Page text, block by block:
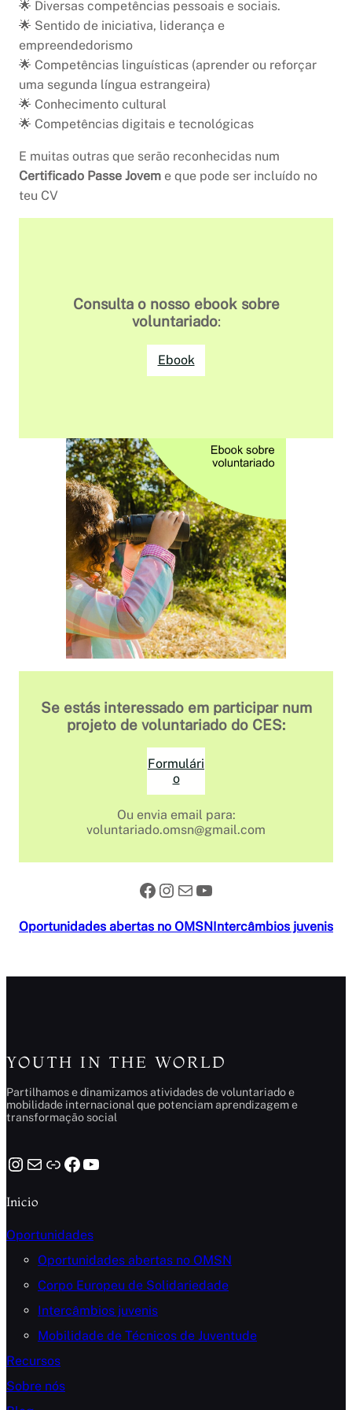
🌟 Diversas competências pessoais e sociais.
🌟 Sentido de iniciativa, liderança e
empreendedorismo
🌟 Competências linguísticas (aprender ou reforçar
uma segunda língua estrangeira)
🌟 Conhecimento cultural
🌟 Competências digitais e tecnológicas
E muitas outras que serão reconhecidas num
Certificado Passe Jovem e que pode ser incluído no
teu CV
Consulta o nosso ebook sobre
voluntariado:
Ebook
Se estás interessado em participar num
projeto de voluntariado do CES:
Formulári
o
Ou envia email para:
voluntariado.omsn@gmail.com
Facebook
Instagram
MailYouTube
Oportunidades abertas no OMSNIntercâmbios juvenis
YOUTH IN THE WORLD
Partilhamos e dinamizamos atividades de voluntariado e
mobilidade internacional que potenciam aprendizagem e
transformação social
Instagram Mail Link Facebook YouTube
Inicio
Oportunidades
Oportunidades abertas no OMSN
Corpo Europeu de Solidariedade
Intercâmbios juvenis
Mobilidade de Técnicos de Juventude
Recursos
Sobre nós